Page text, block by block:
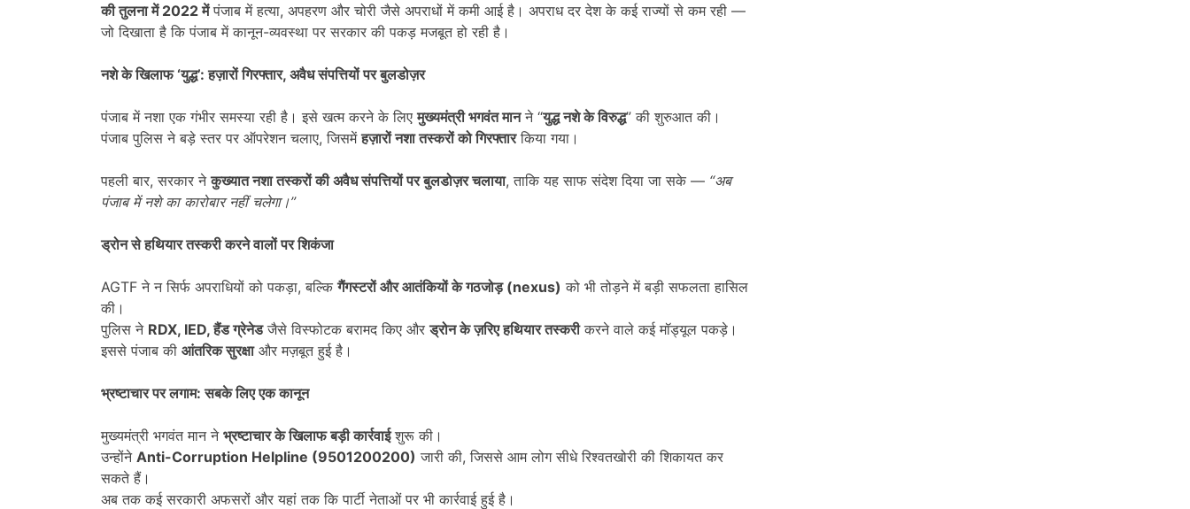
की तुलना में 2022मेंपंजाब में हत्या, अपहरण और चोरी जैसे अपराधों में कमी आई है। अपराध दर देश के कई राज्यों से कम रही —
जो दिखाता है कि पंजाब में कानून-व्यवस्था पर सरकार की पकड़ मजबूत हो रही है।
नशे के खिलाफ ‘युद्ध’:हज़ारों गिरफ्तार, अवैध संपत्तियों पर बुलडोज़र
पंजाब में नशा एक गंभीर समस्या रही है। इसे खत्म करने के लिएमुख्यमंत्री भगवंत मानने “युद्ध नशे के विरुद्ध” की शुरुआत की।
पंजाब पुलिस ने बड़े स्तर पर ऑपरेशन चलाए, जिसमेंहज़ारों नशा तस्करों को गिरफ्तारकिया गया।
पहली बार, सरकार नेकुख्यात नशा तस्करों की अवैध संपत्तियों पर बुलडोज़र चलाया, ताकि यह साफ संदेश दिया जा सके — “अब
पंजाब में नशे का कारोबार नहीं चलेगा।”
ड्रोन से हथियार तस्करी करने वालों पर शिकंजा
AGTF ने न सिर्फ अपराधियों को पकड़ा, बल्किगैंगस्टरों और आतंकियों के गठजोड़ (nexus) को भी तोड़ने में बड़ी सफलता हासिल
की।
पुलिस ने RDX, IED,हैंड ग्रेनेडजैसे विस्फोटक बरामद किए औरड्रोन के ज़रिए हथियार तस्करीकरने वाले कई मॉड्यूल पकड़े।
इससे पंजाब की आंतरिक सुरक्षाऔर मज़बूत हुई है।
भ्रष्टाचार पर लगाम: सबके लिए एक कानून
मुख्यमंत्री भगवंत मान ने भ्रष्टाचार के खिलाफ बड़ी कार्रवाईशुरू की।
उन्होंने Anti-Corruption Helpline (9501200200) जारी की, जिससे आम लोग सीधे रिश्वतखोरी की शिकायत कर
सकते हैं।
अब तक कई सरकारी अफसरों और यहां तक कि पार्टी नेताओं पर भी कार्रवाई हुई है।